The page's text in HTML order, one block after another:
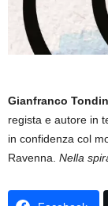
Gianfranco
regista e autore in
in confidenza col
Ravenna. Nella